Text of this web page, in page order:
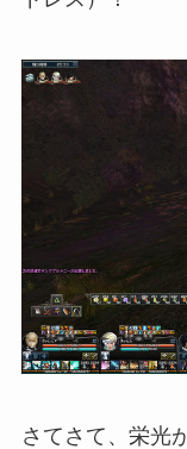
さてさて、栄光